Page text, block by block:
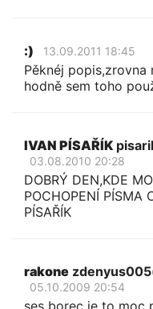
:) 13.09.2011 18:45
Pěknéj popis,zrovna
hodně sem toho
IVAN PÍSAŘÍK
03.08.2010 20:28
DOBRÝ DEN,KDE
POCHOPENÍ PÍSMA
PÍSAŘÍK
rakone
05.10.2009 20:54
ses borec je to moc